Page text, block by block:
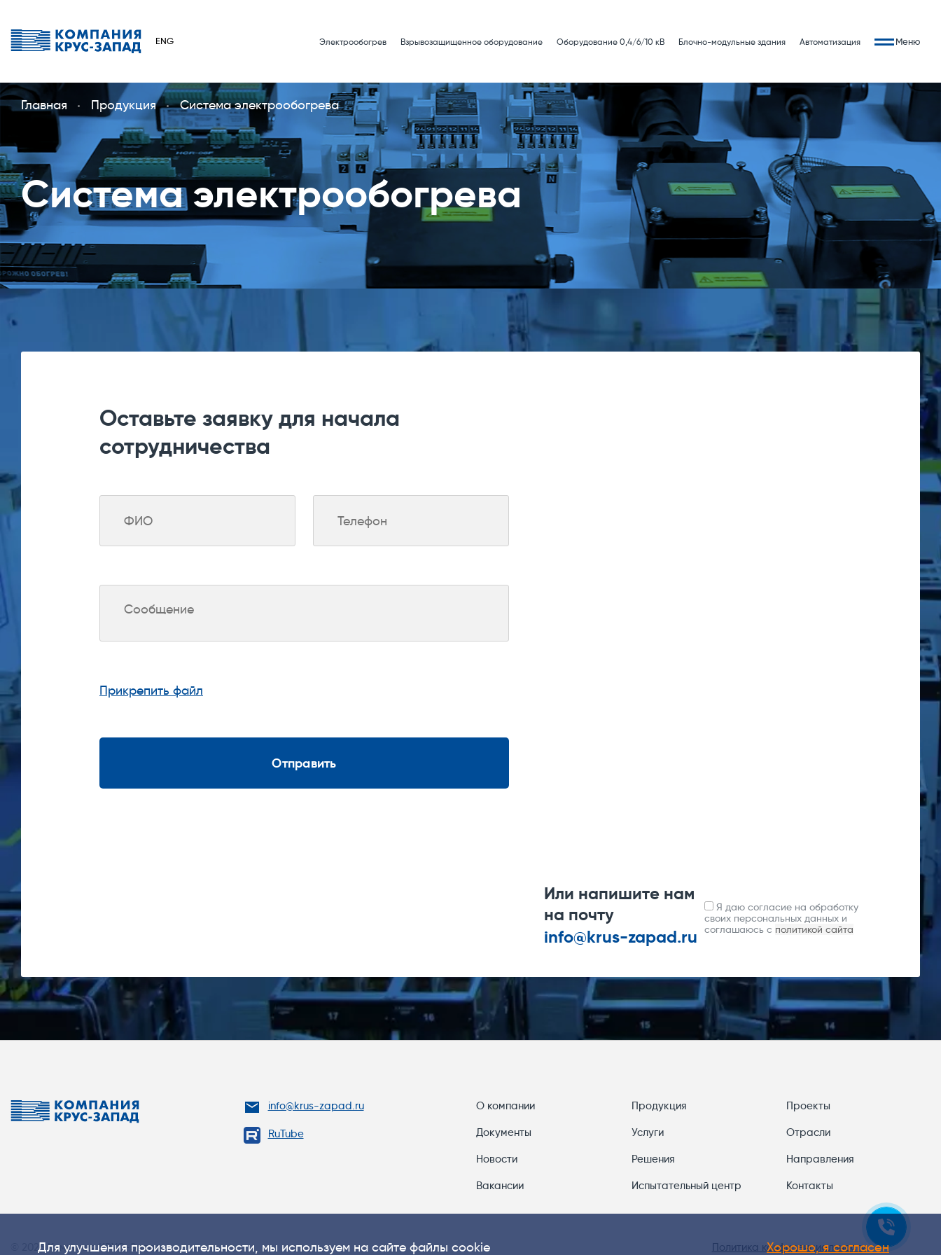
ENG Электрообогрев Взрывозащищенное оборудование Оборудование 0,4/6/10 кВ Блочно-модульные здания Автоматизация Меню
Главная Продукция Система электрообогрева
Система электрообогрева
Оставьте заявку для начала
сотрудничества
Прикрепить файл
Отправить
Или напишите нам
на почту
info@krus-zapad.ru
Я даю согласие на обработку
своих персональных данных и
соглашаюсь с политикой сайта
info@krus-zapad.ru
RuTube
О компании
Документы
Новости
Вакансии
Продукция
Услуги
Решения
Испытательный центр
Проекты
Отрасли
Направления
Контакты
© 2026 Компания КРУС-Запад Политика конфиденциальности
Для улучшения производительности, мы используем на сайте файлы cookie Хорошо, я согласен